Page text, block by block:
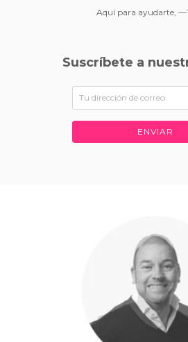
Aquí para ayudarte,
Suscríbete a
ENVIAR